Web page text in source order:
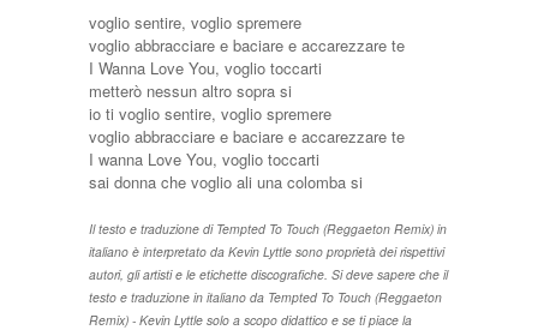
voglio sentire, voglio spremere
voglio abbracciare e baciare e accarezzare te
I Wanna Love You, voglio toccarti
metterò nessun altro sopra si
io ti voglio sentire, voglio spremere
voglio abbracciare e baciare e accarezzare te
I wanna Love You, voglio toccarti
sai donna che voglio ali una colomba si
Il testo e traduzione di Tempted To Touch (Reggaeton Remix) in
italiano è interpretato da Kevin Lyttle sono proprietà dei rispettivi
autori, gli artisti e le etichette discografiche. Si deve sapere che il
testo e traduzione in italiano da Tempted To Touch (Reggaeton
Remix) - Kevin Lyttle solo a scopo didattico e se ti piace la